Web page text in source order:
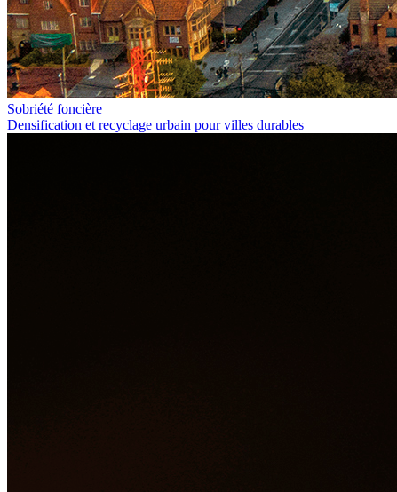
Sobriété foncière
Densification et recyclage urbain pour villes durables